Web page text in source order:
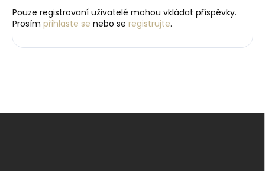
Pouze registrovaní uživatelé mohou vkládat příspěvky.
Prosím přihlaste se nebo se registrujte.